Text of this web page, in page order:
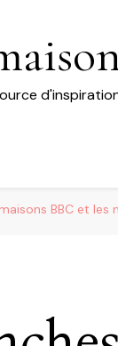
BBC et les